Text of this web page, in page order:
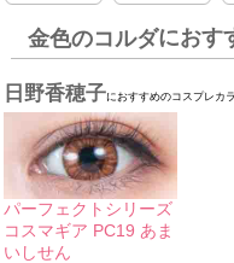
金色のコルダにおす
日野香穂子におすすめのコスプレカ
パーフェクトシリーズ
コスマギア PC19 あま
いしせん